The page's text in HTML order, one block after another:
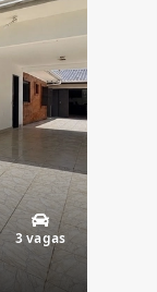
3 vagas